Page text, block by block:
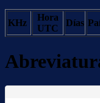
KHz
Hora
UTC
Días